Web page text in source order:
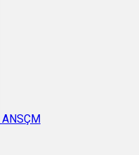
ANSÇM